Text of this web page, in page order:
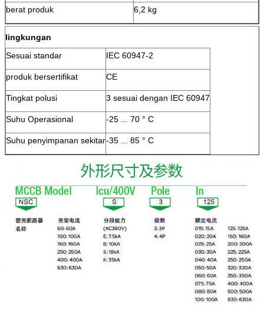
berat produk 6,2 kg
lingkungan
Sesuai standar
IEC 60947-2
produk bersertifikat CE
Tingkat polusi 3 sesuai dengan IEC 60947
Suhu Operasional -25 ... 70 ° C
Suhu penyimpanan sekitar-35 ... 85 ° C